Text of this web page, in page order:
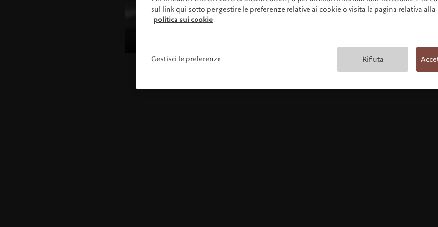
Condizioni generali
sul link qui sotto per gestire le preferenze relative ai cookie o visita la pagina relativa alla
politica sui cookie
Gestisci le preferenze Rifiuta